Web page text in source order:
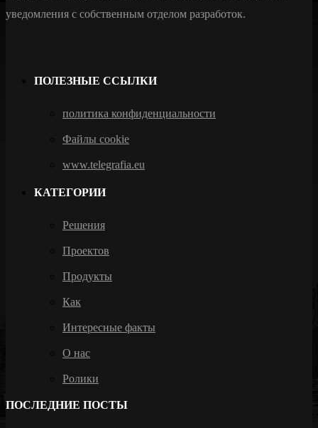
уведомления с собственным отделом разработок.
ПОЛЕЗНЫЕ ССЫЛКИ
политика конфиденциальности
Файлы cookie
www.telegrafia.eu
КАТЕГОРИИ
Решения
Проектов
Продукты
Как
Интересные факты
О нас
Ролики
ПОСЛЕДНИЕ ПОСТЫ